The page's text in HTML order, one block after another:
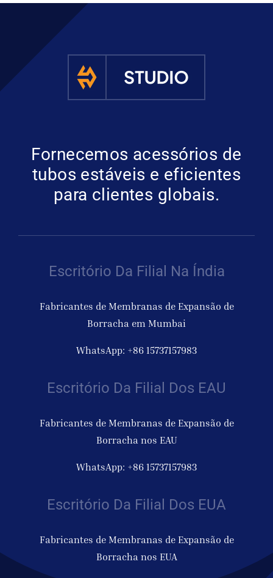
Fornecemos acessórios de
tubos estáveis e eficientes
para clientes globais.
Escritório Da Filial Na Índia
Fabricantes de Membranas de Expansão de
Borracha em Mumbai
WhatsApp: +86 15737157983
Escritório Da Filial Dos EAU
Fabricantes de Membranas de Expansão de
Borracha nos EAU
WhatsApp: +86 15737157983
Escritório Da Filial Dos EUA
Fabricantes de Membranas de Expansão de
Borracha nos EUA